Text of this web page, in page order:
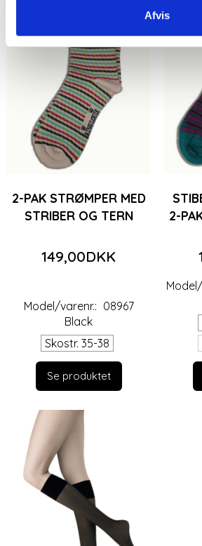
Afvis
2-PAK STRØMPER MED
STRIBER OG TERN
149,00DKK
Model/varenr.: 08967
Black
Skostr. 35-38
Se produktet
2-